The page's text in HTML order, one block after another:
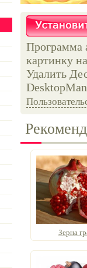
Программа
картинку
Удалить
Зерна